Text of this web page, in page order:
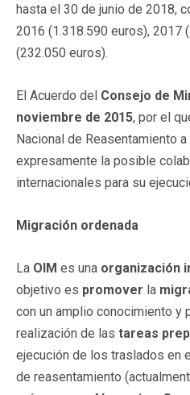
hasta el 30 de junio de 2018,
2016 (1.318.590 euros), 2017
(232.050 euros).
El Acuerdo del Consejo de
noviembre de 2015, por el
Nacional de Reasentamiento
expresamente la posible
internacionales para su
Migración ordenada
La OIM es una organización
objetivo es promover la
con un amplio conocimiento y
realización de las tareas
ejecución de los traslados en
de reasentamiento